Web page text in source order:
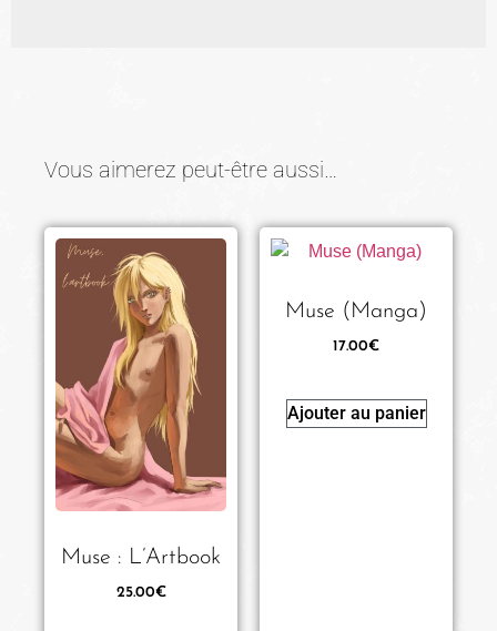
Vous aimerez peut-être aussi…
Muse : L’Artbook
25.00€
Muse (Manga)
17.00€
Ajouter au panier